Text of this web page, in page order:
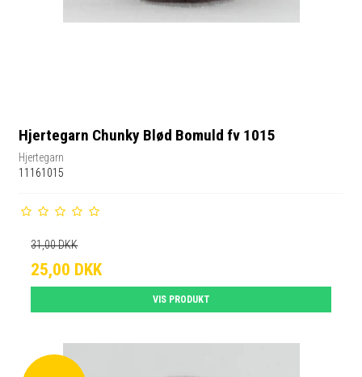
Hjertegarn Chunky Blød Bomuld fv 1015
Hjertegarn
11161015
31,00 DKK
25,00 DKK
VIS PRODUKT